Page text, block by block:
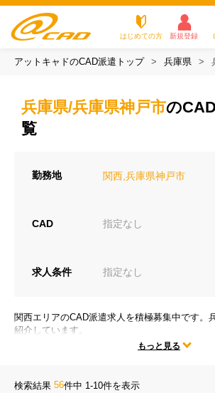
はじめての方 新規登録
アットキャドが選ばれる3つの理由
お役立ちコラム
会社案内
お電話でのお問い合
方
探す
アットキャドのCAD派遣トップ 兵庫県
兵庫県/兵庫県神戸市の
覧
勤務地 関西,兵庫県神戸市
CAD 指定なし
求人条件 指定なし
関西エリアのCAD派遣求人を積極募集中です。
紹介しています。
テレワークや時短勤務、残業なしなどの人気な
もっと見る
検索結果 56件中 1-10件を表示